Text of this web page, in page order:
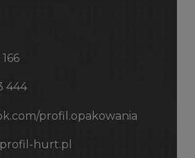
444
profil.opakowania
hurt.pl